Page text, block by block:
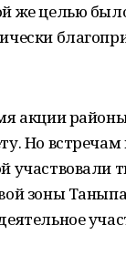
же целью
акции
Но
участвовали
зоны